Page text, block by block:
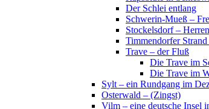
Der Schlei entlang
Schwerin-Mueß –
Stockelsdorf –
Timmendorfer Strand
Trave – der Fluß
Die Trave im
Die Trave im
Sylt – ein Rundgang im
Osterwald – (Zingst)
Vilm – eine deutsche Insel